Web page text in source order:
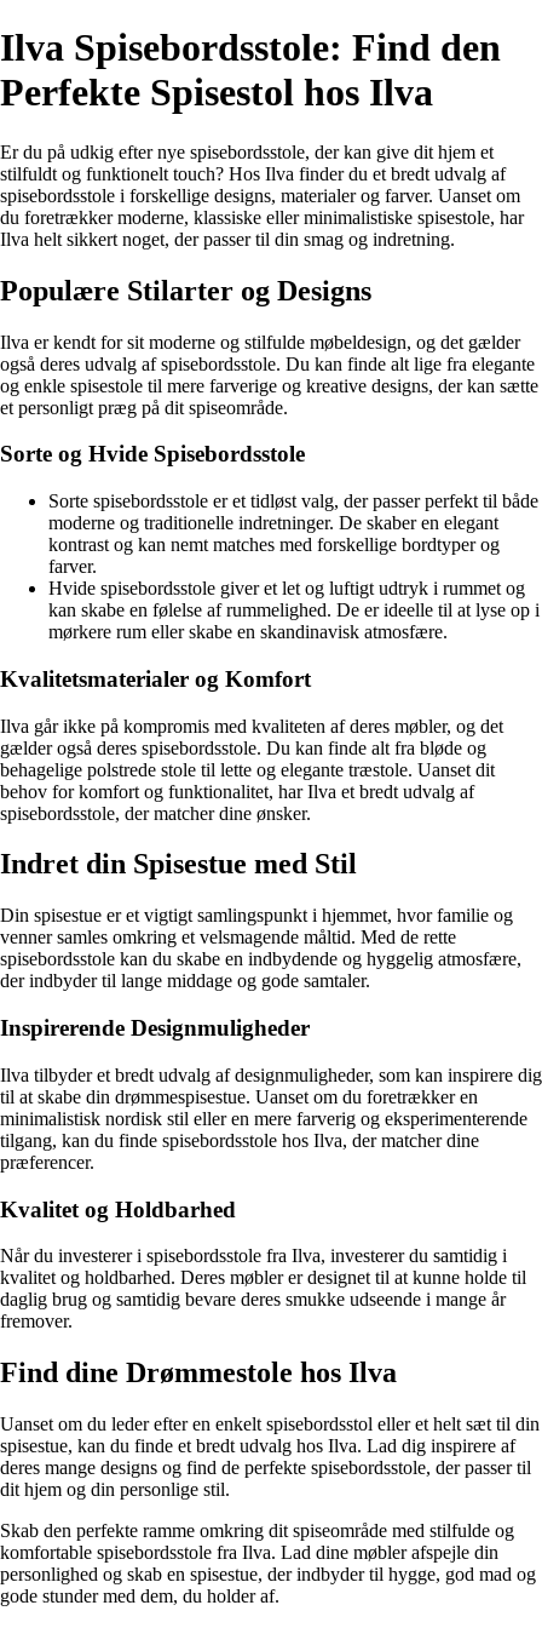
Ilva Spisebordsstole: Find den
Perfekte Spisestol hos Ilva
Er du på udkig efter nye spisebordsstole, der kan give dit hjem et
stilfuldt og funktionelt touch? Hos Ilva finder du et bredt udvalg af
spisebordsstole i forskellige designs, materialer og farver. Uanset om
du foretrækker moderne, klassiske eller minimalistiske spisestole, har
Ilva helt sikkert noget, der passer til din smag og indretning.
Populære Stilarter og Designs
Ilva er kendt for sit moderne og stilfulde møbeldesign, og det gælder
også deres udvalg af spisebordsstole. Du kan finde alt lige fra elegante
og enkle spisestole til mere farverige og kreative designs, der kan sætte
et personligt præg på dit spiseområde.
Sorte og Hvide Spisebordsstole
Sorte spisebordsstole er et tidløst valg, der passer perfekt til både
moderne og traditionelle indretninger. De skaber en elegant
kontrast og kan nemt matches med forskellige bordtyper og
farver.
Hvide spisebordsstole giver et let og luftigt udtryk i rummet og
kan skabe en følelse af rummelighed. De er ideelle til at lyse op i
mørkere rum eller skabe en skandinavisk atmosfære.
Kvalitetsmaterialer og Komfort
Ilva går ikke på kompromis med kvaliteten af deres møbler, og det
gælder også deres spisebordsstole. Du kan finde alt fra bløde og
behagelige polstrede stole til lette og elegante træstole. Uanset dit
behov for komfort og funktionalitet, har Ilva et bredt udvalg af
spisebordsstole, der matcher dine ønsker.
Indret din Spisestue med Stil
Din spisestue er et vigtigt samlingspunkt i hjemmet, hvor familie og
venner samles omkring et velsmagende måltid. Med de rette
spisebordsstole kan du skabe en indbydende og hyggelig atmosfære,
der indbyder til lange middage og gode samtaler.
Inspirerende Designmuligheder
Ilva tilbyder et bredt udvalg af designmuligheder, som kan inspirere dig
til at skabe din drømmespisestue. Uanset om du foretrækker en
minimalistisk nordisk stil eller en mere farverig og eksperimenterende
tilgang, kan du finde spisebordsstole hos Ilva, der matcher dine
præferencer.
Kvalitet og Holdbarhed
Når du investerer i spisebordsstole fra Ilva, investerer du samtidig i
kvalitet og holdbarhed. Deres møbler er designet til at kunne holde til
daglig brug og samtidig bevare deres smukke udseende i mange år
fremover.
Find dine Drømmestole hos Ilva
Uanset om du leder efter en enkelt spisebordsstol eller et helt sæt til din
spisestue, kan du finde et bredt udvalg hos Ilva. Lad dig inspirere af
deres mange designs og find de perfekte spisebordsstole, der passer til
dit hjem og din personlige stil.
Skab den perfekte ramme omkring dit spiseområde med stilfulde og
komfortable spisebordsstole fra Ilva. Lad dine møbler afspejle din
personlighed og skab en spisestue, der indbyder til hygge, god mad og
gode stunder med dem, du holder af.